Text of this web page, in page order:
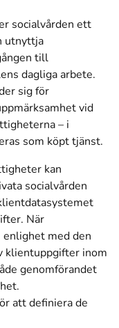
socialvården ett
utnyttja
till
dagliga arbete.
sig för
vid
– i
som köpt tjänst.
kan
socialvården
När
med den
klientuppgifter inom
genomförandet
att definiera de